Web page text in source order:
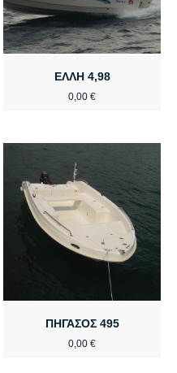
ΕΛΛΗ 4,98
0,00 €
ΠΗΓΑΣΟΣ 495
0,00 €